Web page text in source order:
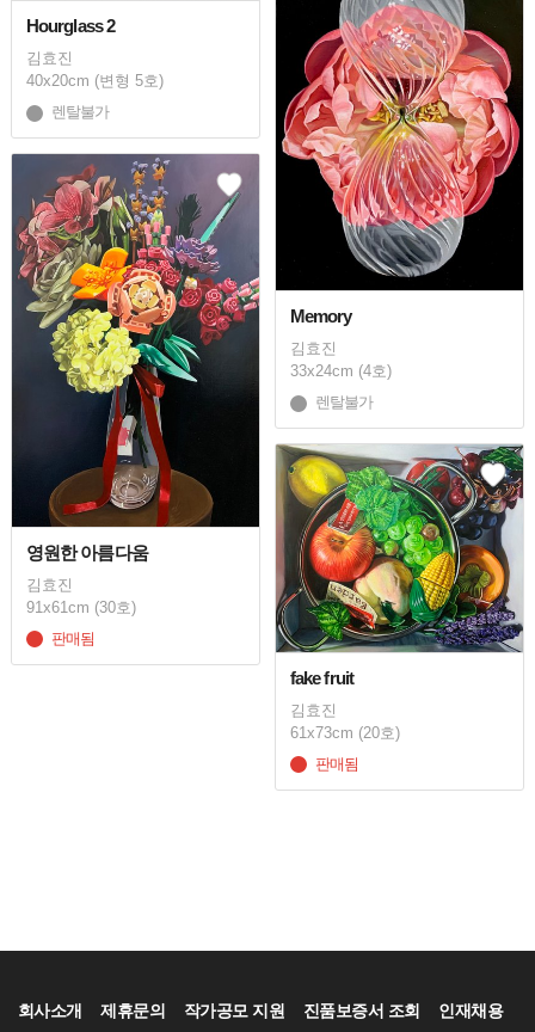
Hourglass 2
김효진
40x20cm (변형 5호)
렌탈불가
Memory
김효진
33x24cm (4호)
렌탈불가
영원한 아름다움
김효진
91x61cm (30호)
판매됨
fake fruit
김효진
61x73cm (20호)
판매됨
회사소개 제휴문의 작가공모 지원 진품보증서 조회 인재채용